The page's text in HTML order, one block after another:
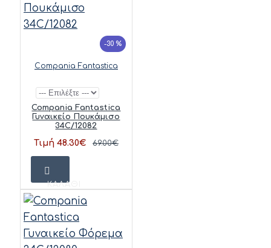
-30 %
Compania Fantastica
Compania Fantastica
Γυναικείο Πουκάμισο
34C/12082
Τιμή 48.30€ 69.00€
ΚΑΛΆΘΙ